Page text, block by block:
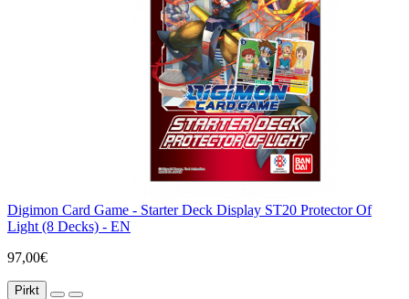
Digimon Card Game - Starter Deck Display ST20 Protector Of
Light (8 Decks) - EN
97,00€
Pirkt